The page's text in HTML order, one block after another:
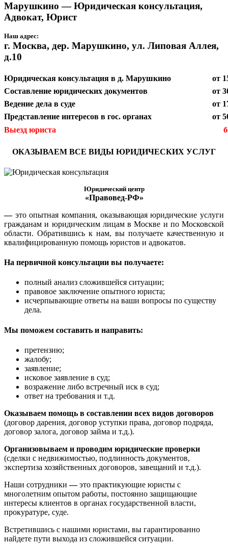
Марушкино — Юридическая консультация,
Адвокат, Юрист
Наш адрес:
г. Москва, дер. Марушкино, ул. Липовая Аллея,
д.10
Юридическая консультация в д. Марушкино
от
Составление юридических документов
от
Ведение дела в суде
от
Представление интересов в гос. органах
от
Выезд юриста
ОКАЗЫВАЕМ ВСЕ ВИДЫ ЮРИДИЧЕСКИХ УСЛУГ
Юридический центр
«Правовед-РФ»
— это опытная компания, оказывающая юридические услуги
гражданам и юридическим лицам в Москве и по Московской
области. Обратившись к нам, вы получаете качественную и
квалифицированную помощь юристов и адвокатов.
На первичной консультации вы получаете:
полный анализ сложившейся ситуации;
правовое заключение опытного юриста;
исчерпывающие ответы на ваши вопросы по существу
дела.
Мы поможем составить и направить:
претензию;
жалобу;
заявление;
исковое заявление в суд;
возражение либо встречный иск в суд;
ответ на требования и т.д.
Оказываем помощь в составлении всех видов договоров
(договор дарения, договор уступки права, договор подряда,
договор залога, договор займа и т.д.).
Организовываем и проводим юридические проверки
(сделки с недвижимостью, подлинность документов,
экспертиза хозяйственных договоров, завещаний и т.д.).
Наши сотрудники—это практикующие юристы с
многолетним опытом работы, постоянно защищающие
интересы клиентов в органах государственной власти,
прокуратуре, суде.
Встретившись с нашими юристами, вы гарантированно
найдете пути выхода из сложившейся ситуации.